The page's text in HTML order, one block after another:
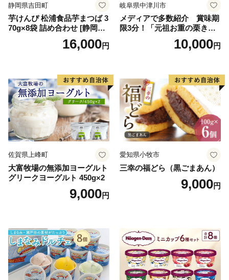
静岡県吉田町
芋けんぴ 松浦食品芋まつば 3
70g×8袋 詰め合わせ [静岡伊
勢丹(松浦食品) 静岡県 吉田町
22424274] 芋ケンピ セット
16,000円
岐阜県中津川市
メディアで多数紹介 賞味期
限3分！「元祖お重の栗きん
とんモンブラン」 【未来の
ご褒美】スイーツ 栗 モンブ
子 菓子 F4N-2298
10,000円
佐賀県上峰町
大富牧場の無添加ヨーグルト
グリークヨーグルト 450g×2
9,000円
愛知県小牧市
三幸の福どら（黒ごまあん）
9,000円